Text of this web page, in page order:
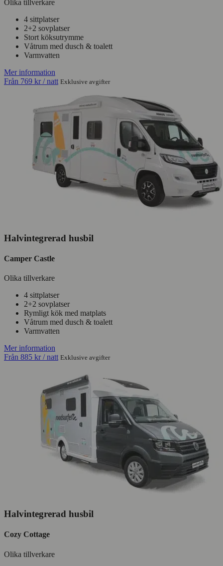
Olika tillverkare
4 sittplatser
2+2 sovplatser
Stort köksutrymme
Våtrum med dusch & toalett
Varmvatten
Mer information
Från 769 kr / natt Exklusive avgifter
Halvintegrerad husbil
Camper Castle
Olika tillverkare
4 sittplatser
2+2 sovplatser
Rymligt kök med matplats
Våtrum med dusch & toalett
Varmvatten
Mer information
Från 885 kr / natt Exklusive avgifter
Halvintegrerad husbil
Cozy Cottage
Olika tillverkare